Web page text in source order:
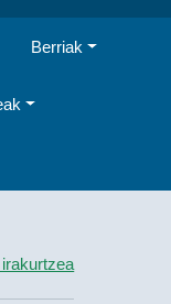
Berriak